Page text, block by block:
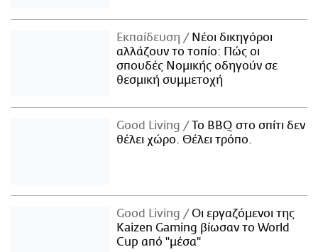
Εκπαίδευση
Νέοι δικηγόροι
αλλάζουν το τοπίο: Πώς οι
σπουδές Νομικής οδηγούν σε
θεσμική συμμετοχή
Good Living
Το BBQ στο σπίτι δεν
θέλει χώρο. Θέλει τρόπο.
Good Living
Οι εργαζόμενοι της
Kaizen Gaming βίωσαν το World
Cup από "μέσα"